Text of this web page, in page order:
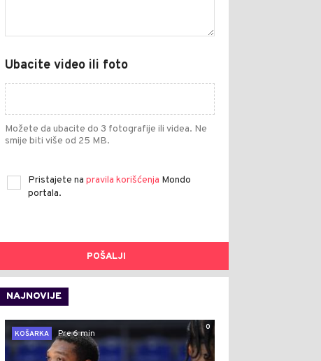
Ubacite video ili foto
Možete da ubacite do 3 fotografije ili videa. Ne
smije biti više od 25 MB.
Pristajete na pravila korišćenja Mondo
portala.
POŠALJI
NAJNOVIJE
0
KOŠARKA
Pre 6 min